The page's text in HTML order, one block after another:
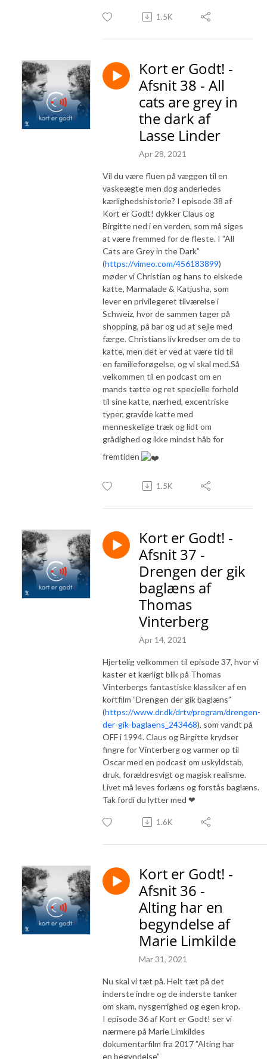
1.5K
Kort er Godt! -
Afsnit 38 - All
cats are grey in
the dark af
Lasse Linder
Apr 28, 2021
Vil du være fluen på væggen til en
vaskeægte men dog anderledes
kærlighedshistorie? I episode 38 af
Kort er Godt! dykker Claus og
Birgitte ned i en verden, som må siges
at være fremmed for de fleste. I ”All
Cats are Grey in the Dark”
(https://vimeo.com/456183899)
møder vi Christian og hans to elskede
katte, Marmalade & Katjusha, som
lever en privilegeret tilværelse i
Schweiz, hvor de sammen tager på
shopping, på bar og ud at sejle med
færge. Christians liv kredser om de to
katte, men det er ved at være tid til
en familieforøgelse, og vi skal med.Så
velkommen til en podcast om en
mands tætte og ret specielle forhold
til sine katte, nærhed, excentriske
typer, gravide katte med
menneskelige træk og lidt om
grådighed og ikke mindst håb for
fremtiden
1.5K
Kort er Godt! -
Afsnit 37 -
Drengen der gik
baglæns af
Thomas
Vinterberg
Apr 14, 2021
Hjertelig velkommen til episode 37, hvor vi
kaster et kærligt blik på Thomas
Vinterbergs fantastiske klassiker af en
kortfilm ”Drengen der gik baglæns”
(https://www.dr.dk/drtv/program/drengen-
der-gik-baglaens_243468), som vandt på
OFF i 1994. Claus og Birgitte krydser
fingre for Vinterberg og varmer op til
Oscar med en podcast om uskyldstab,
druk, forældresvigt og magisk realisme.
Livet må leves forlæns og forstås baglæns.
Tak fordi du lytter med ❤
1.6K
Kort er Godt! -
Afsnit 36 -
Alting har en
begyndelse af
Marie Limkilde
Mar 31, 2021
Nu skal vi tæt på. Helt tæt på det
inderste indre og de inderste tanker
om skam, nysgerrighed og egen krop.
I episode 36 af Kort er Godt! ser vi
nærmere på Marie Limkildes
dokumentarfilm fra 2017 ”Alting har
en begyndelse”